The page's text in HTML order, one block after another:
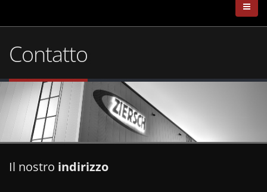
Contatto
Il nostro indirizzo